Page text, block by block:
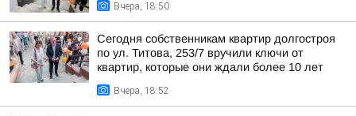
Вчера, 18:50
Сегодня собственникам квартир долгостроя
по ул. Титова, 253/7 вручили ключи от
квартир, которые они ждали более 10 лет
Вчера, 18:52